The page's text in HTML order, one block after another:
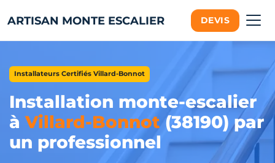
ARTISAN MONTE ESCALIER DEVIS
Installateurs Certifiés Villard-Bonnot
Installation monte-escalier
àVillard-Bonnot (38190) par
un professionnel